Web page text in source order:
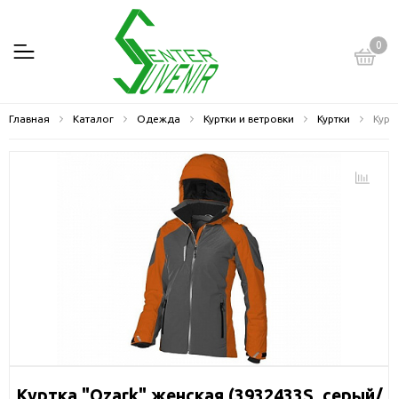
0
Главная Каталог Одежда Куртки и ветровки Куртки